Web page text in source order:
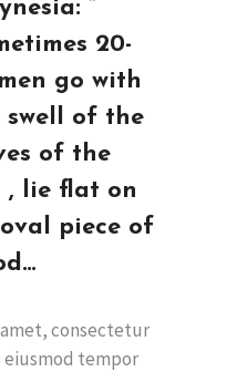
”
20-
go with
swell of the
of the
, lie flat on
piece of
consectetur
eiusmod tempor